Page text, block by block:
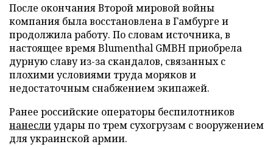
После окончания Второй мировой войны
компания была восстановлена в Гамбурге и
продолжила работу. По словам источника, в
настоящее время Blumenthal GMBH приобрела
дурную славу из-за скандалов, связанных с
плохими условиями труда моряков и
недостаточным снабжением экипажей.
Ранее российские операторы беспилотников
нанеслиудары по трем сухогрузам с вооружением
для украинской армии.